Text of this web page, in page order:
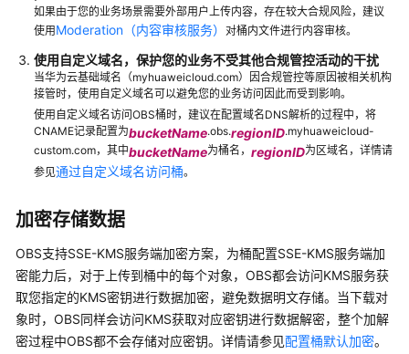
减
因
误
操
作
的
据
失
风
险
降
如果由于您的业务场景需要外部用户上传内容，存在较大合规风险，建议
使用 Moderation（内容审核服务） 对桶内文件进行内容审核。
使用自定义域名，保护您的业务不受其他合规管控活动的干扰
当华为云基础域名（myhuaweicloud.com）因合规管控等原因被相关机构
接管时，使用自定义域名可以避免您的业务访问因此而受到影响。
使用自定义域名访问OBS桶时，建议在配置域名DNS解析的过程中，将
CNAME记录配置为bucketName.obs.regionID.myhuaweicloud-
custom.com，其中bucketName为桶名， regionID为区域名，详情请
参见通过自定义域名访问桶。
加密存储数据
OBS支持SSE-KMS服务端加密方案，为桶配置SSE-KMS服务端加
密能力后，对于上传到桶中的每个对象，OBS都会访问KMS服务获
取您指定的KMS密钥进行数据加密，避免数据明文存储。当下载对
象时，OBS同样会访问KMS获取对应密钥进行数据解密，整个加解
密过程中OBS都不会存储对应密钥。详情请参见配置桶默认加密。